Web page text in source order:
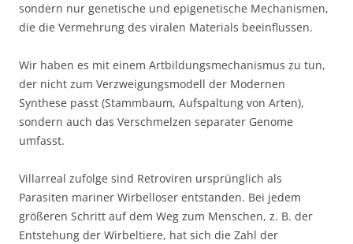
sondern nur genetische und epigenetische Mechanismen,
die die Vermehrung des viralen Materials beeinflussen.
Wir haben es mit einem Artbildungsmechanismus zu tun,
der nicht zum Verzweigungsmodell der Modernen
Synthese passt (Stammbaum, Aufspaltung von Arten),
sondern auch das Verschmelzen separater Genome
umfasst.
Villarreal zufolge sind Retroviren ursprünglich als
Parasiten mariner Wirbelloser entstanden. Bei jedem
größeren Schritt auf dem Weg zum Menschen, z. B. der
Entstehung der Wirbeltiere, hat sich die Zahl der